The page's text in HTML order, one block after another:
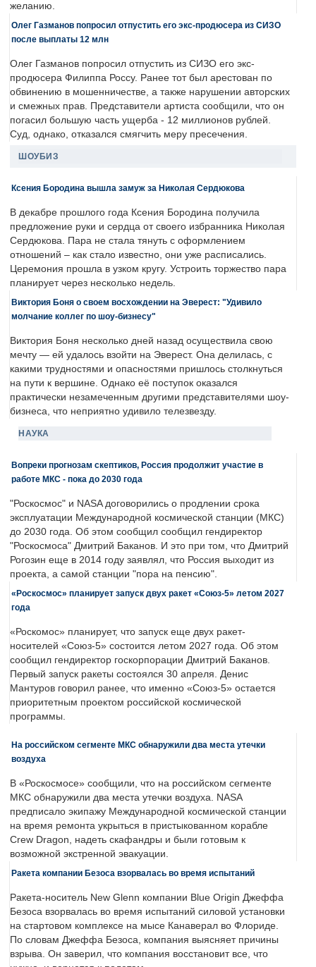
желанию.
Олег Газманов попросил отпустить его экс-продюсера из СИЗО
после выплаты 12 млн
Олег Газманов попросил отпустить из СИЗО его экс-
продюсера Филиппа Россу. Ранее тот был арестован по
обвинению в мошенничестве, а также нарушении авторских
и смежных прав. Представители артиста сообщили, что он
погасил большую часть ущерба - 12 миллионов рублей.
Суд, однако, отказался смягчить меру пресечения.
ШОУБИЗ
Ксения Бородина вышла замуж за Николая Сердюкова
В декабре прошлого года Ксения Бородина получила
предложение руки и сердца от своего избранника Николая
Сердюкова. Пара не стала тянуть с оформлением
отношений – как стало известно, они уже расписались.
Церемония прошла в узком кругу. Устроить торжество пара
планирует через несколько недель.
Виктория Боня о своем восхождении на Эверест: "Удивило
молчание коллег по шоу-бизнесу"
Виктория Боня несколько дней назад осуществила свою
мечту — ей удалось взойти на Эверест. Она делилась, с
какими трудностями и опасностями пришлось столкнуться
на пути к вершине. Однако её поступок оказался
практически незамеченным другими представителями шоу-
бизнеса, что неприятно удивило телезвезду.
НАУКА
Вопреки прогнозам скептиков, Россия продолжит участие в
работе МКС - пока до 2030 года
"Роскосмос" и NASA договорились о продлении срока
эксплуатации Международной космической станции (МКС)
до 2030 года. Об этом сообщил сообщил гендиректор
"Роскосмоса" Дмитрий Баканов. И это при том, что Дмитрий
Рогозин еще в 2014 году заявлял, что Россия выходит из
проекта, а самой станции "пора на пенсию".
«Роскосмос» планирует запуск двух ракет «Союз-5» летом 2027
года
«Роскомос» планирует, что запуск еще двух ракет-
носителей «Союз-5» состоится летом 2027 года. Об этом
сообщил гендиректор госкорпорации Дмитрий Баканов.
Первый запуск ракеты состоялся 30 апреля. Денис
Мантуров говорил ранее, что именно «Союз-5» остается
приоритетным проектом российской космической
программы.
На российском сегменте МКС обнаружили два места утечки
воздуха
В «Роскосмосе» сообщили, что на российском сегменте
МКС обнаружили два места утечки воздуха. NASA
предписало экипажу Международной космической станции
на время ремонта укрыться в пристыкованном корабле
Crew Dragon, надеть скафандры и были готовым к
возможной экстренной эвакуации.
Ракета компании Безоса взорвалась во время испытаний
Ракета-носитель New Glenn компании Blue Origin Джеффа
Безоса взорвалась во время испытаний силовой установки
на стартовом комплексе на мысе Канаверал во Флориде.
По словам Джеффа Безоса, компания выясняет причины
взрыва. Он заверил, что компания восстановит все, что